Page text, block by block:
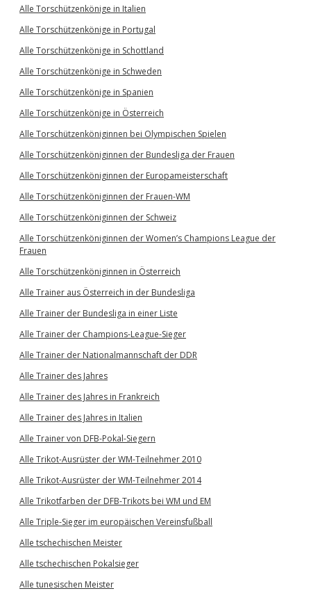
Alle Torschützenkönige in Italien
Alle Torschützenkönige in Portugal
Alle Torschützenkönige in Schottland
Alle Torschützenkönige in Schweden
Alle Torschützenkönige in Spanien
Alle Torschützenkönige in Österreich
Alle Torschützenköniginnen bei Olympischen Spielen
Alle Torschützenköniginnen der Bundesliga der Frauen
Alle Torschützenköniginnen der Europameisterschaft
Alle Torschützenköniginnen der Frauen-WM
Alle Torschützenköniginnen der Schweiz
Alle Torschützenköniginnen der Women’s Champions League der
Frauen
Alle Torschützenköniginnen in Österreich
Alle Trainer aus Österreich in der Bundesliga
Alle Trainer der Bundesliga in einer Liste
Alle Trainer der Champions-League-Sieger
Alle Trainer der Nationalmannschaft der DDR
Alle Trainer des Jahres
Alle Trainer des Jahres in Frankreich
Alle Trainer des Jahres in Italien
Alle Trainer von DFB-Pokal-Siegern
Alle Trikot-Ausrüster der WM-Teilnehmer 2010
Alle Trikot-Ausrüster der WM-Teilnehmer 2014
Alle Trikotfarben der DFB-Trikots bei WM und EM
Alle Triple-Sieger im europäischen Vereinsfußball
Alle tschechischen Meister
Alle tschechischen Pokalsieger
Alle tunesischen Meister